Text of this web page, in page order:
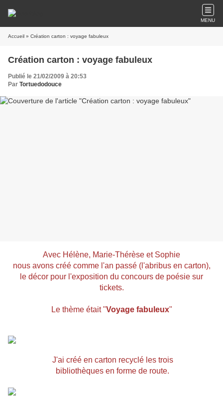
MENU
Accueil » Création carton : voyage fabuleux
Création carton : voyage fabuleux
Publié le 21/02/2009 à 20:53
Par Tortuedodouce
Avec Hélène, Marie-Thérèse et Sophie
nous avons créé comme l'an passé (l'abribus en carton),
le décor pour l'exposition du concours de poésie sur
tickets.
Le thème était "Voyage fabuleux"
J'ai créé en carton recyclé les trois
bibliothèques en forme de route.